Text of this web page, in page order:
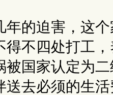
年的迫害，这
得不四处打工
被国家认定为
送去必须的生